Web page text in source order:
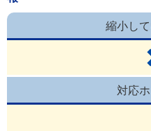
縮小し
対応